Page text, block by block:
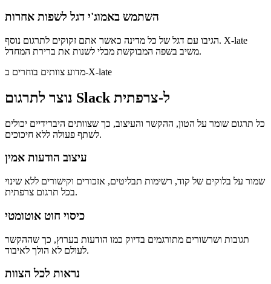
השתמש באמוג'י דגל לשפות אחרות
הגיבו עם דגל של כל מדינה כאשר אתם זקוקים לתרגום נוסף. X-late
משיב בשפה המבוקשת מבלי לשנות את ברירת המחדל.
מדוע צוותים בוחרים ב-X-late
נוצר לתרגום Slack ל-צרפתית
כל תרגום שומר על הטון, ההקשר והעיצוב, כך שצוותים היברידיים יכולים
לשתף פעולה ללא חיכוכים.
עיצוב הודעות אמין
שמור על בלוקים של קוד, רשימות תבליטים, אזכורים וקישורים ללא שינוי
בכל תרגום צרפתית.
כיסוי חוט אוטומטי
תגובות ושרשורים מתורגמים בדיוק כמו הודעות בערוץ, כך שההקשר
לעולם לא הולך לאיבוד.
נראות לכל הצוות